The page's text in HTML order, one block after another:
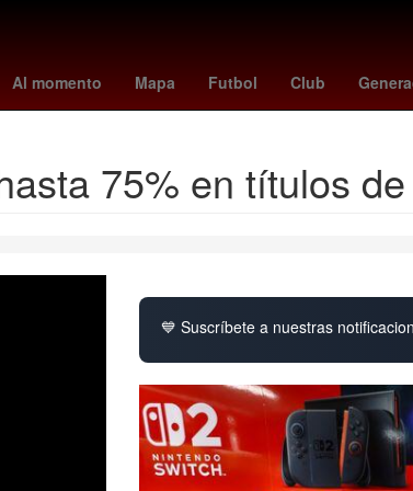
Al momento Mapa Futbol Club
League paranaense - santos de minaur unam
75% en títulos
💙 Suscríbete a nuestras